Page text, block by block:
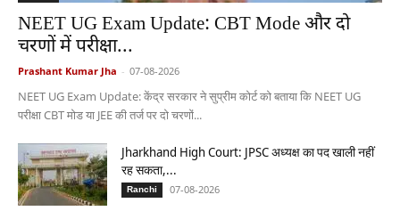
NEET UG Exam Update: CBT Mode और दो
चरणों में परीक्षा...
Prashant Kumar Jha - 07-08-2026
NEET UG Exam Update: केंद्र सरकार ने सुप्रीम कोर्ट को बताया कि NEET UG
परीक्षा CBT मोड या JEE की तर्ज पर दो चरणों...
Jharkhand High Court: JPSC अध्यक्ष का पद खाली नहीं
रह सकता,...
Ranchi 07-08-2026